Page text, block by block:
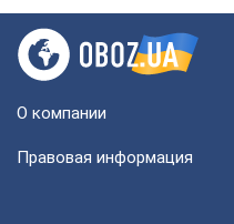
О компании
Правовая информация